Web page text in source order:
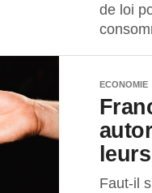
de loi
ECONOMIE
Faut-il